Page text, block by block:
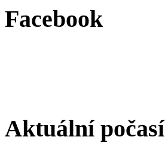
Facebook
Aktuální počasí